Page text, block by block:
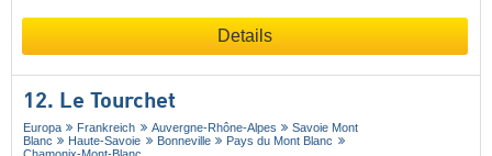
Details
12. Le Tourchet
Europa Frankreich Auvergne-Rhône-Alpes
Savoie Mont
Blanc
Haute-Savoie Bonneville
Pays du Mont Blanc